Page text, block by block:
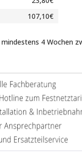
107,10€
4 Wochen